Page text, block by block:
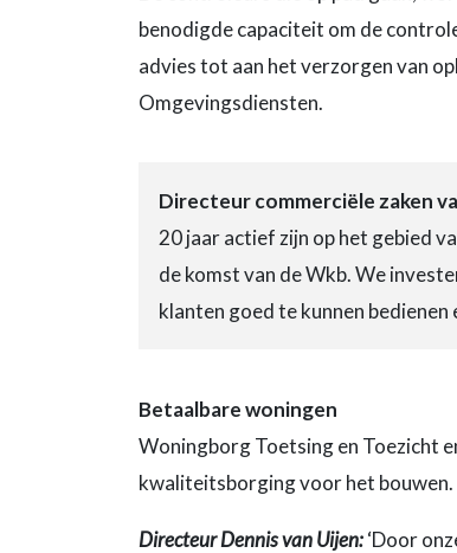
benodigde capaciteit om de
advies tot aan het verzorgen van
Omgevingsdiensten.
Directeur commerciële zaken
20 jaar actief zijn op het gebied
de komst van de Wkb. We
klanten goed te kunnen bedienen
Betaalbare woningen
Woningborg Toetsing en Toezicht
kwaliteitsborging voor het bouwen.
Directeur Dennis van Uijen:‘Door